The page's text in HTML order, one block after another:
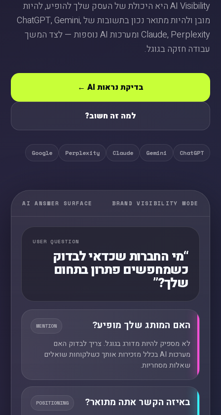
AI ANSWER SURFACE BRAND VISIBILITY MODE
USER QUESTION
“מי החברות שכדאי לבדוק
כשמחפשים פתרון בתחום
שלך?”
האם המותג שלך מופיע? MENTION
לא מספיק להיות מדורג בגוגל. צריך לבדוק האם
מערכות AI בכלל מזכירות אותך כשלקוחות שואלים
שאלות מסחריות.
באיזה הקשר אתה מתואר? POSITIONING
AI Visibility היא היכולת של העסק שלך להופיע, להיות
מובן ולהיות מתואר נכון בתשובות של ChatGPT, Gemini,
Claude, Perplexity ומערכות AI נוספות — לצד המשך
עבודה חזקה בגוגל.
בדיקת נראות AI ←
למה זה חשוב?
ChatGPT
Gemini
Claude
Perplexity
Google